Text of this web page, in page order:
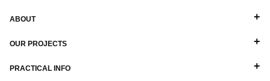
ABOUT
OUR PROJECTS
PRACTICAL INFO